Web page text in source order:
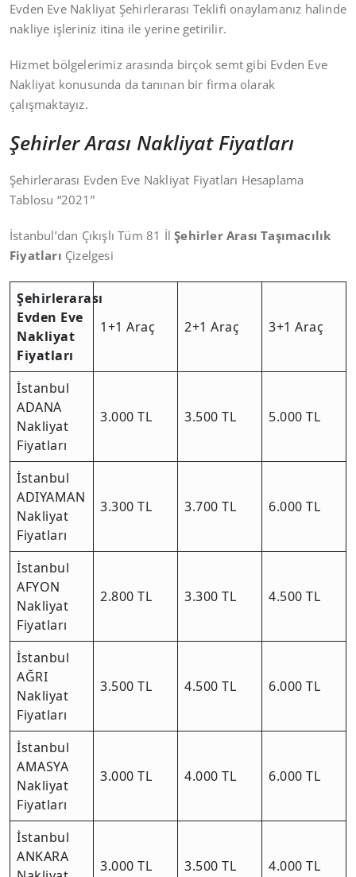
Evden Eve Nakliyat Şehirlerarası Teklifi onaylamanız halinde
nakliye işleriniz itina ile yerine getirilir.
Hizmet bölgelerimiz arasında birçok semt gibi Evden Eve
Nakliyat konusunda da tanınan bir firma olarak
çalışmaktayız.
Şehirler Arası Nakliyat Fiyatları
Şehirlerarası Evden Eve Nakliyat Fiyatları Hesaplama
Tablosu “2021”
İstanbul’dan Çıkışlı Tüm 81 İlŞehirler Arası Taşımacılık
Fiyatları Çizelgesi
Şehirlerarası
Evden Eve
Nakliyat
Fiyatları
1+1 Araç 2+1 Araç 3+1 Araç
İstanbul
ADANA
Nakliyat
Fiyatları
3.000 TL 3.500 TL 5.000 TL
İstanbul
ADIYAMAN
Nakliyat
Fiyatları
3.300 TL 3.700 TL 6.000 TL
İstanbul
AFYON
Nakliyat
Fiyatları
2.800 TL 3.300 TL 4.500 TL
İstanbul
AĞRI
Nakliyat
Fiyatları
3.500 TL 4.500 TL 6.000 TL
İstanbul
AMASYA
Nakliyat
Fiyatları
3.000 TL 4.000 TL 6.000 TL
İstanbul
ANKARA
3.000 TL 3.500 TL 4.000 TL